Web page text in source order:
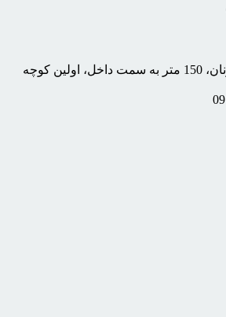
تهران، زرنان، 150 متر به سمت داخل، اولین کوچه